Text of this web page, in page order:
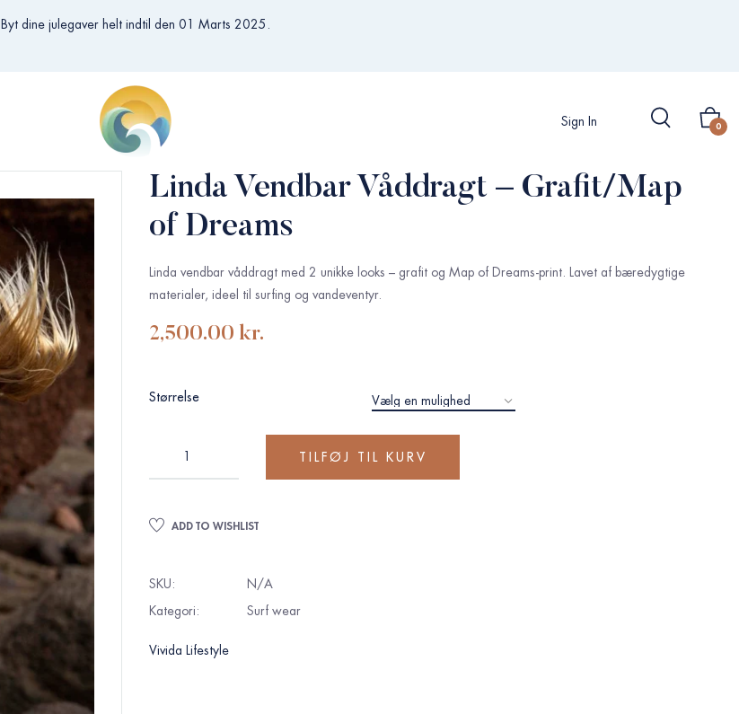
Byt dine julegaver helt indtil den 01 Marts 2025.
Sign In 0
Linda Vendbar Våddragt – Grafit/Map
of Dreams
Linda vendbar våddragt med 2 unikke looks – grafit og Map of Dreams-print. Lavet af bæredygtige
materialer, ideel til surfing og vandeventyr.
2,500.00 kr.
Størrelse
TILFØJ TIL KURV
ADD TO WISHLIST
SKU:
N/A
Kategori:
Surf wear
Vivida Lifestyle